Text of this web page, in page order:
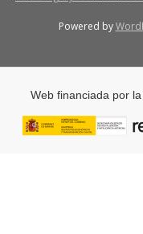
Powered by
Web financiada por